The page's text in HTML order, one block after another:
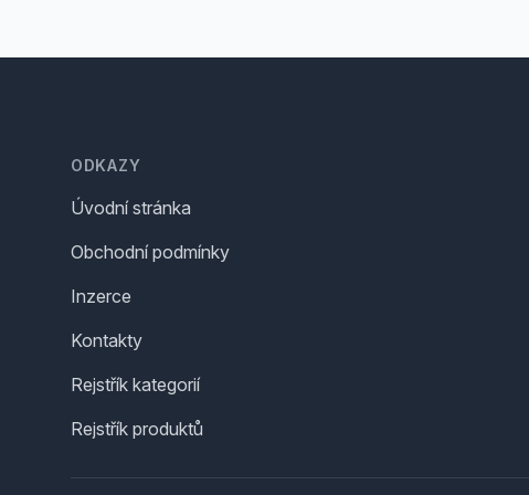
ODKAZY
Úvodní stránka
Obchodní podmínky
Inzerce
Kontakty
Rejstřík kategorií
Rejstřík produktů